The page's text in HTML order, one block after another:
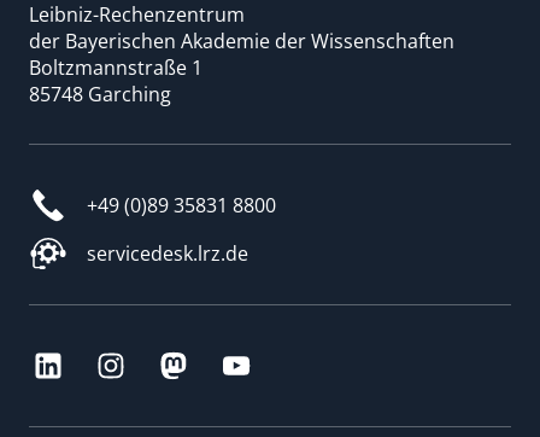
Leibniz-Rechenzentrum
der Bayerischen Akademie der Wissenschaften
Boltzmannstraße 1
85748 Garching
+49 (0)89 35831 8800
servicedesk.lrz.de